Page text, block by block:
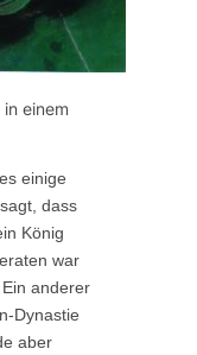
einige
dass
König
war
anderer
Dynastie
aber